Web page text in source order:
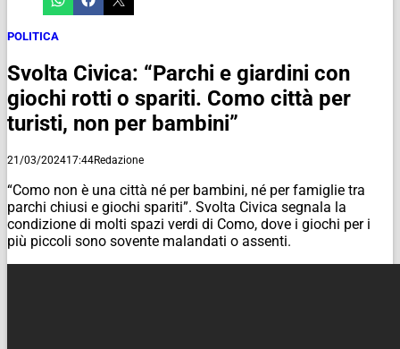
POLITICA
Svolta Civica: “Parchi e giardini con
giochi rotti o spariti. Como città per
turisti, non per bambini”
21/03/202417:44Redazione
“Como non è una città né per bambini, né per famiglie tra
parchi chiusi e giochi spariti”. Svolta Civica segnala la
condizione di molti spazi verdi di Como, dove i giochi per i
più piccoli sono sovente malandati o assenti.